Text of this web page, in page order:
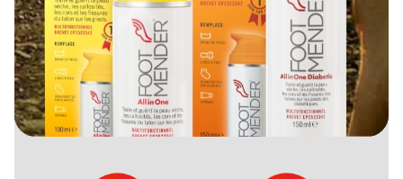
REMPLACE